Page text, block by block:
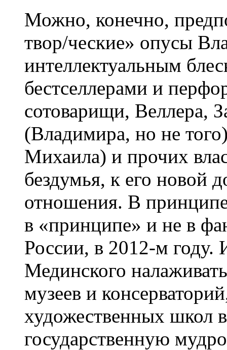
Можно, конечно,
твор/ческие» опусы
интеллектуальным
бестселлерами и
сотоварищи, Веллера,
(Владимира, но не
Михаила) и прочих
бездумья, к его новой
отношения. В
в «принципе» и не в
России, в 2012-м году.
Мединского
музеев и
художественных школ
государственную